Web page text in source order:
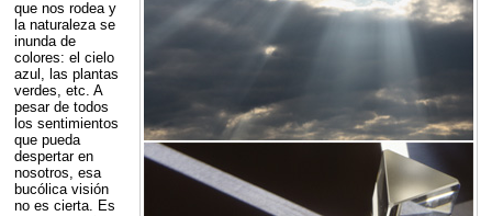
que nos rodea y
la naturaleza se
inunda de
colores: el cielo
azul, las plantas
verdes, etc. A
pesar de todos
los sentimientos
que pueda
despertar en
nosotros, esa
bucólica visión
no es cierta. Es